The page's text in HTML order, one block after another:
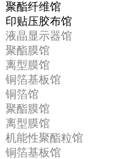
聚酯纤维馆
印贴压胶布馆
液晶显示器馆
聚酯膜馆
离型膜馆
铜箔基板馆
铜箔馆
聚酯膜馆
离型膜馆
机能性聚酯粒馆
铜箔基板馆